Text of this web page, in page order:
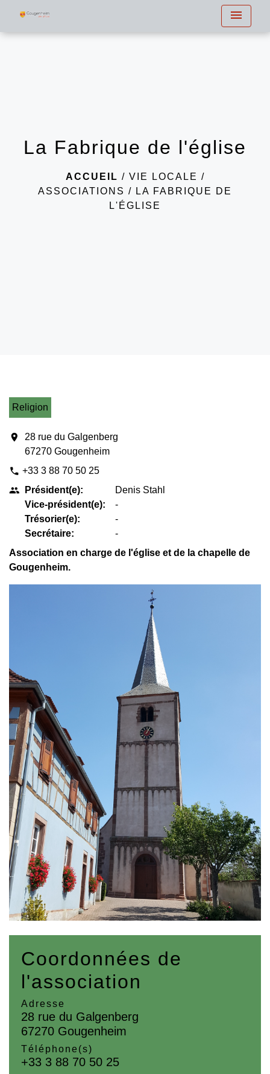
menu
La Fabrique de l'église
ACCUEIL / VIE LOCALE /
ASSOCIATIONS / LA FABRIQUE DE
L'ÉGLISE
Religion
location_on
28 rue du Galgenberg
67270 Gougenheim
phone +33 3 88 70 50 25
people
Président(e):
Vice-président(e):
Trésorier(e):
Secrétaire:
Denis Stahl
-
-
-
Association en charge de l'église et de la chapelle de
Gougenheim.
Coordonnées de
l'association
Adresse
28 rue du Galgenberg
67270 Gougenheim
Téléphone(s)
+33 3 88 70 50 25